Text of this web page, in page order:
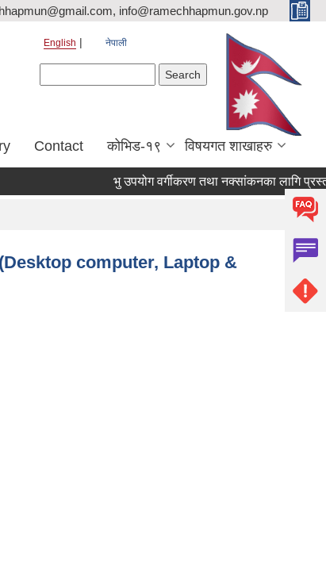
info@ramechhapmun.gov.np
English नेपाली
Contact कोभिड-१९ विषयगत शाखाहरु
भु उपयोग वर्गीकरण तथा नक्सांकनका लागि प्रस्ताव
computer, Laptop &